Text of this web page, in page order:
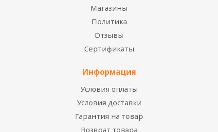
Магазины
Политика
Отзывы
Сертификаты
Информация
Условия оплаты
Условия доставки
Гарантия на товар
Возврат товара